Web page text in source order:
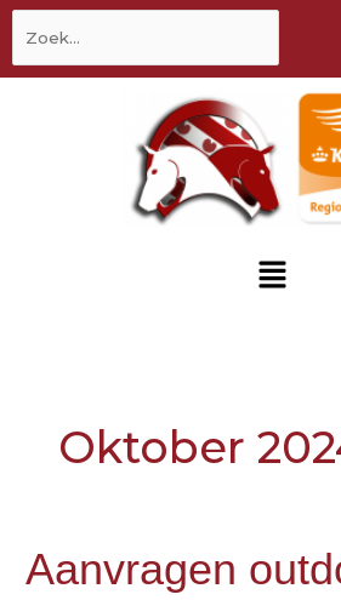
Menu
Oktober
Aanvragen
Aanvragen
outdoor